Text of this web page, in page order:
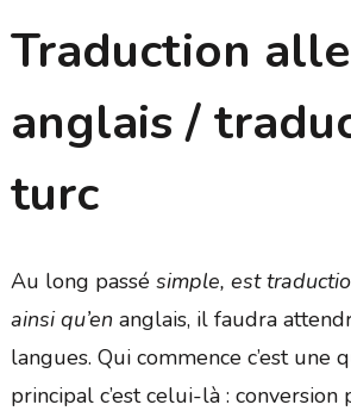
Traduction
anglais /
turc
Au long passé simple, est
ainsi qu’en anglais, il faudra
langues. Qui commence c’est une
principal c’est celui-là : conversion